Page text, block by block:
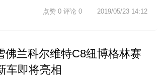
2019/05/23 14:12
点赞 0 评论 0
佛兰科尔维特C8纽博格林赛
车即将亮相